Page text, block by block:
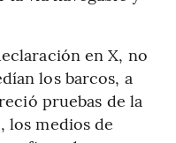
en X, no
los barcos, a
pruebas de la
medios de